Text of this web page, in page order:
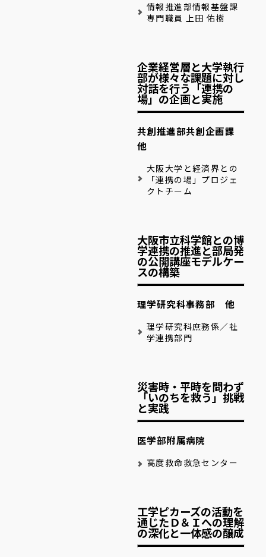
情報推進部情報基盤課
専門職員 上田 佑樹
企業経営層と大学執行
部が様々な課題に対し
対話を行う「連携の
場」の企画と実施
共創推進部共創企画課
他
大阪大学と経済界との
「連携の場」プロジェ
クトチーム
大阪市立科学館との博
学連携の推進と部局発
の公開講座モデルケー
スの構築
理学研究科事務部 他
理学研究科庶務係／社
学連携部門
災害時・平時を問わず
「いのちを救う」挑戦
と実践
医学部附属病院
高度救命救急センター
工学ピカーズの活動を
通じたＤ＆Ｉへの理解
の深化と一体感の醸成